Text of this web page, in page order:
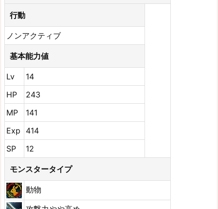
行動
ノンアクティブ
基本能力値
Lv
14
HP
243
MP
141
Exp
414
SP
12
モンスタータイプ
動物